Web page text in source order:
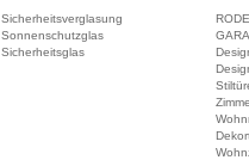
Sicherheitsverglasung
Sonnenschutzglas
Sicherheitsglas